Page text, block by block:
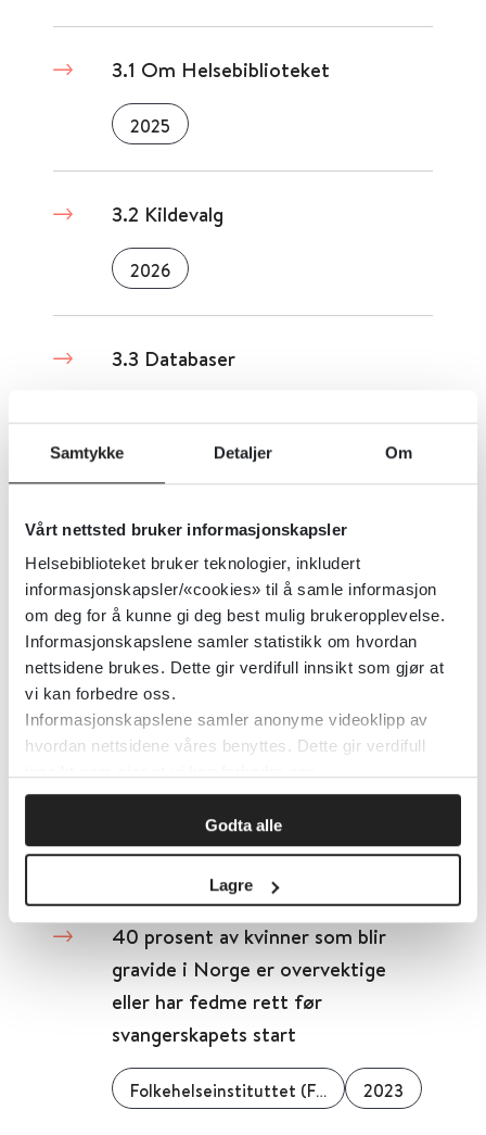
Samtykke Detaljer Om
Vårt nettsted bruker informasjonskapsler
Helsebiblioteket bruker teknologier, inkludert
informasjonskapsler/«cookies» til å samle informasjon
om deg for å kunne gi deg best mulig brukeropplevelse.
Informasjonskapslene samler statistikk om hvordan
nettsidene brukes. Dette gir verdifull innsikt som gjør at
vi kan forbedre oss.
Informasjonskapslene samler anonyme videoklipp av
hvordan nettsidene våres benyttes. Dette gir verdifull
Godta alle
Lagre
3.1 Om Helsebiblioteket
2025
3.2 Kildevalg
2026
3.3 Databaser
2025
3.5 Søketeknikker
2020
3.6 Lage søkestrategi
2020
40 prosent av kvinner som blir
gravide i Norge er overvektige
eller har fedme rett før
svangerskapets start
Folkehelseinstituttet (FHI) 2023